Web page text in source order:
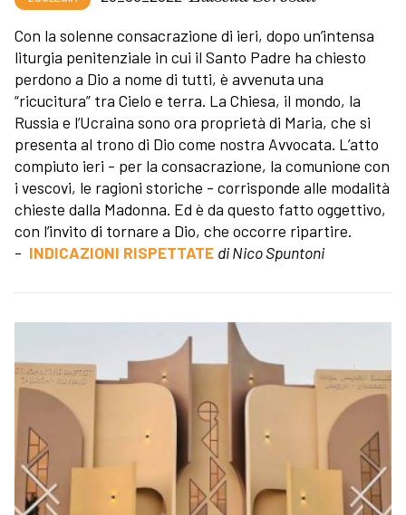
Con la solenne consacrazione di ieri, dopo un’intensa
liturgia penitenziale in cui il Santo Padre ha chiesto
perdono a Dio a nome di tutti, è avvenuta una
“ricucitura” tra Cielo e terra. La Chiesa, il mondo, la
Russia e l’Ucraina sono ora proprietà di Maria, che si
presenta al trono di Dio come nostra Avvocata. L’atto
compiuto ieri - per la consacrazione, la comunione con
i vescovi, le ragioni storiche - corrisponde alle modalità
chieste dalla Madonna. Ed è da questo fatto oggettivo,
con l’invito di tornare a Dio, che occorre ripartire.
- INDICAZIONI RISPETTATE di Nico Spuntoni